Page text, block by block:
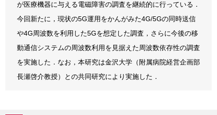
が医療機器に与える電磁障害の調査を継続的に行っている．
今回新たに，現状の5G運用をかんがみた4G/5Gの同時送信
や4G周波数を利用した5Gを想定した調査，さらに今後の移
動通信システムの周波数利用を見据えた周波数依存性の調査
を実施した．なお，本研究は金沢大学（附属病院経営企画部
長瀬啓介教授）との共同研究により実施した．